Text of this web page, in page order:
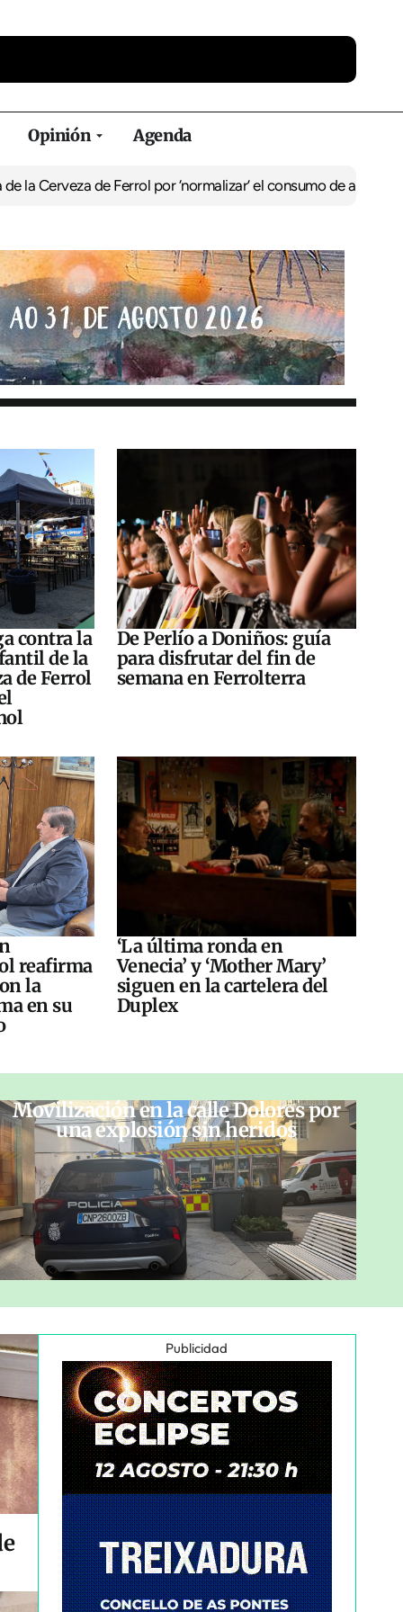
Opinión Agenda
Ferrol por ‘normalizar’ el consumo de alcoholDe Perlío a
contra la
de la
de Ferrol
De Perlío a Doniños: guía
para disfrutar del fin de
semana en Ferrolterra
reafirma
la
en su
‘La última ronda en
Venecia’ y ‘Mother Mary’
siguen en la cartelera del
Duplex
Movilización en la calle Dolores por
una explosión sin heridos
Publicidad